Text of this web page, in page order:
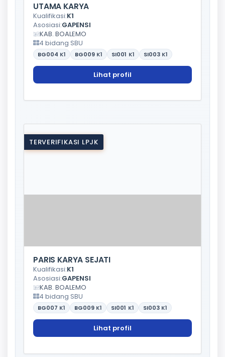
UTAMA KARYA
Kualifikasi:K1
Asosiasi:GAPENSI
KAB. BOALEMO
4 bidang SBU
BG004 K1 BG009 K1 SI001 K1 SI003 K1
Lihat profil
TERVERIFIKASI LPJK
PARIS KARYA SEJATI
Kualifikasi:K1
Asosiasi:GAPENSI
KAB. BOALEMO
4 bidang SBU
BG007 K1 BG009 K1 SI001 K1 SI003 K1
Lihat profil